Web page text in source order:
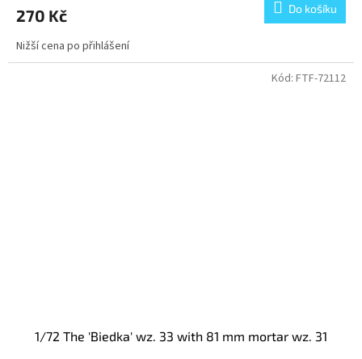
270 Kč Do košíku
Nižší cena po přihlášení
1/72 The 'Biedka' wz. 33 with 81 mm mortar wz. 31
Kód: FTF-72112